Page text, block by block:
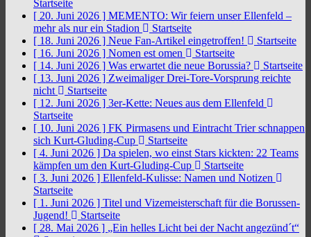
Startseite
[ 20. Juni 2026 ] MEMENTO: Wir feiern unser Ellenfeld –
mehr als nur ein Stadion
Startseite
[ 18. Juni 2026 ] Neue Fan-Artikel eingetroffen!
Startseite
[ 16. Juni 2026 ] Nomen est omen
Startseite
[ 14. Juni 2026 ] Was erwartet die neue Borussia?
Startseite
[ 13. Juni 2026 ] Zweimaliger Drei-Tore-Vorsprung reichte
nicht
Startseite
[ 12. Juni 2026 ] 3er-Kette: Neues aus dem Ellenfeld
Startseite
[ 10. Juni 2026 ] FK Pirmasens und Eintracht Trier schnappen
sich Kurt-Gluding-Cup
Startseite
[ 4. Juni 2026 ] Da spielen, wo einst Stars kickten: 22 Teams
kämpfen um den Kurt-Gluding-Cup
Startseite
[ 3. Juni 2026 ] Ellenfeld-Kulisse: Namen und Notizen
Startseite
[ 1. Juni 2026 ] Titel und Vizemeisterschaft für die Borussen-
Jugend!
Startseite
[ 28. Mai 2026 ] „Ein helles Licht bei der Nacht angezünd´t“